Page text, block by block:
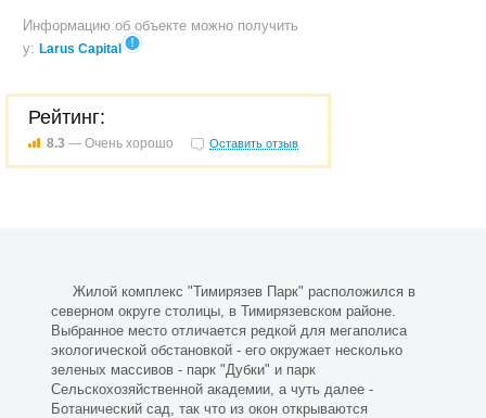
Информацию об объекте можно получить
у: Larus Capital
Рейтинг:
8.3 — Очень хорошо Оставить отзыв
Жилой комплекс "Тимирязев Парк" расположился в
северном округе столицы, в Тимирязевском районе.
Выбранное место отличается редкой для мегаполиса
экологической обстановкой - его окружает несколько
зеленых массивов - парк "Дубки" и парк
Сельскохозяйственной академии, а чуть далее -
Ботанический сад, так что из окон открываются